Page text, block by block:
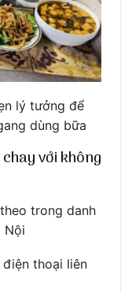
lý tưởng để
dùng bữa
với không
trong danh
Nội
điện thoại liên